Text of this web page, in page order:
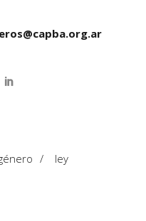
/
ley